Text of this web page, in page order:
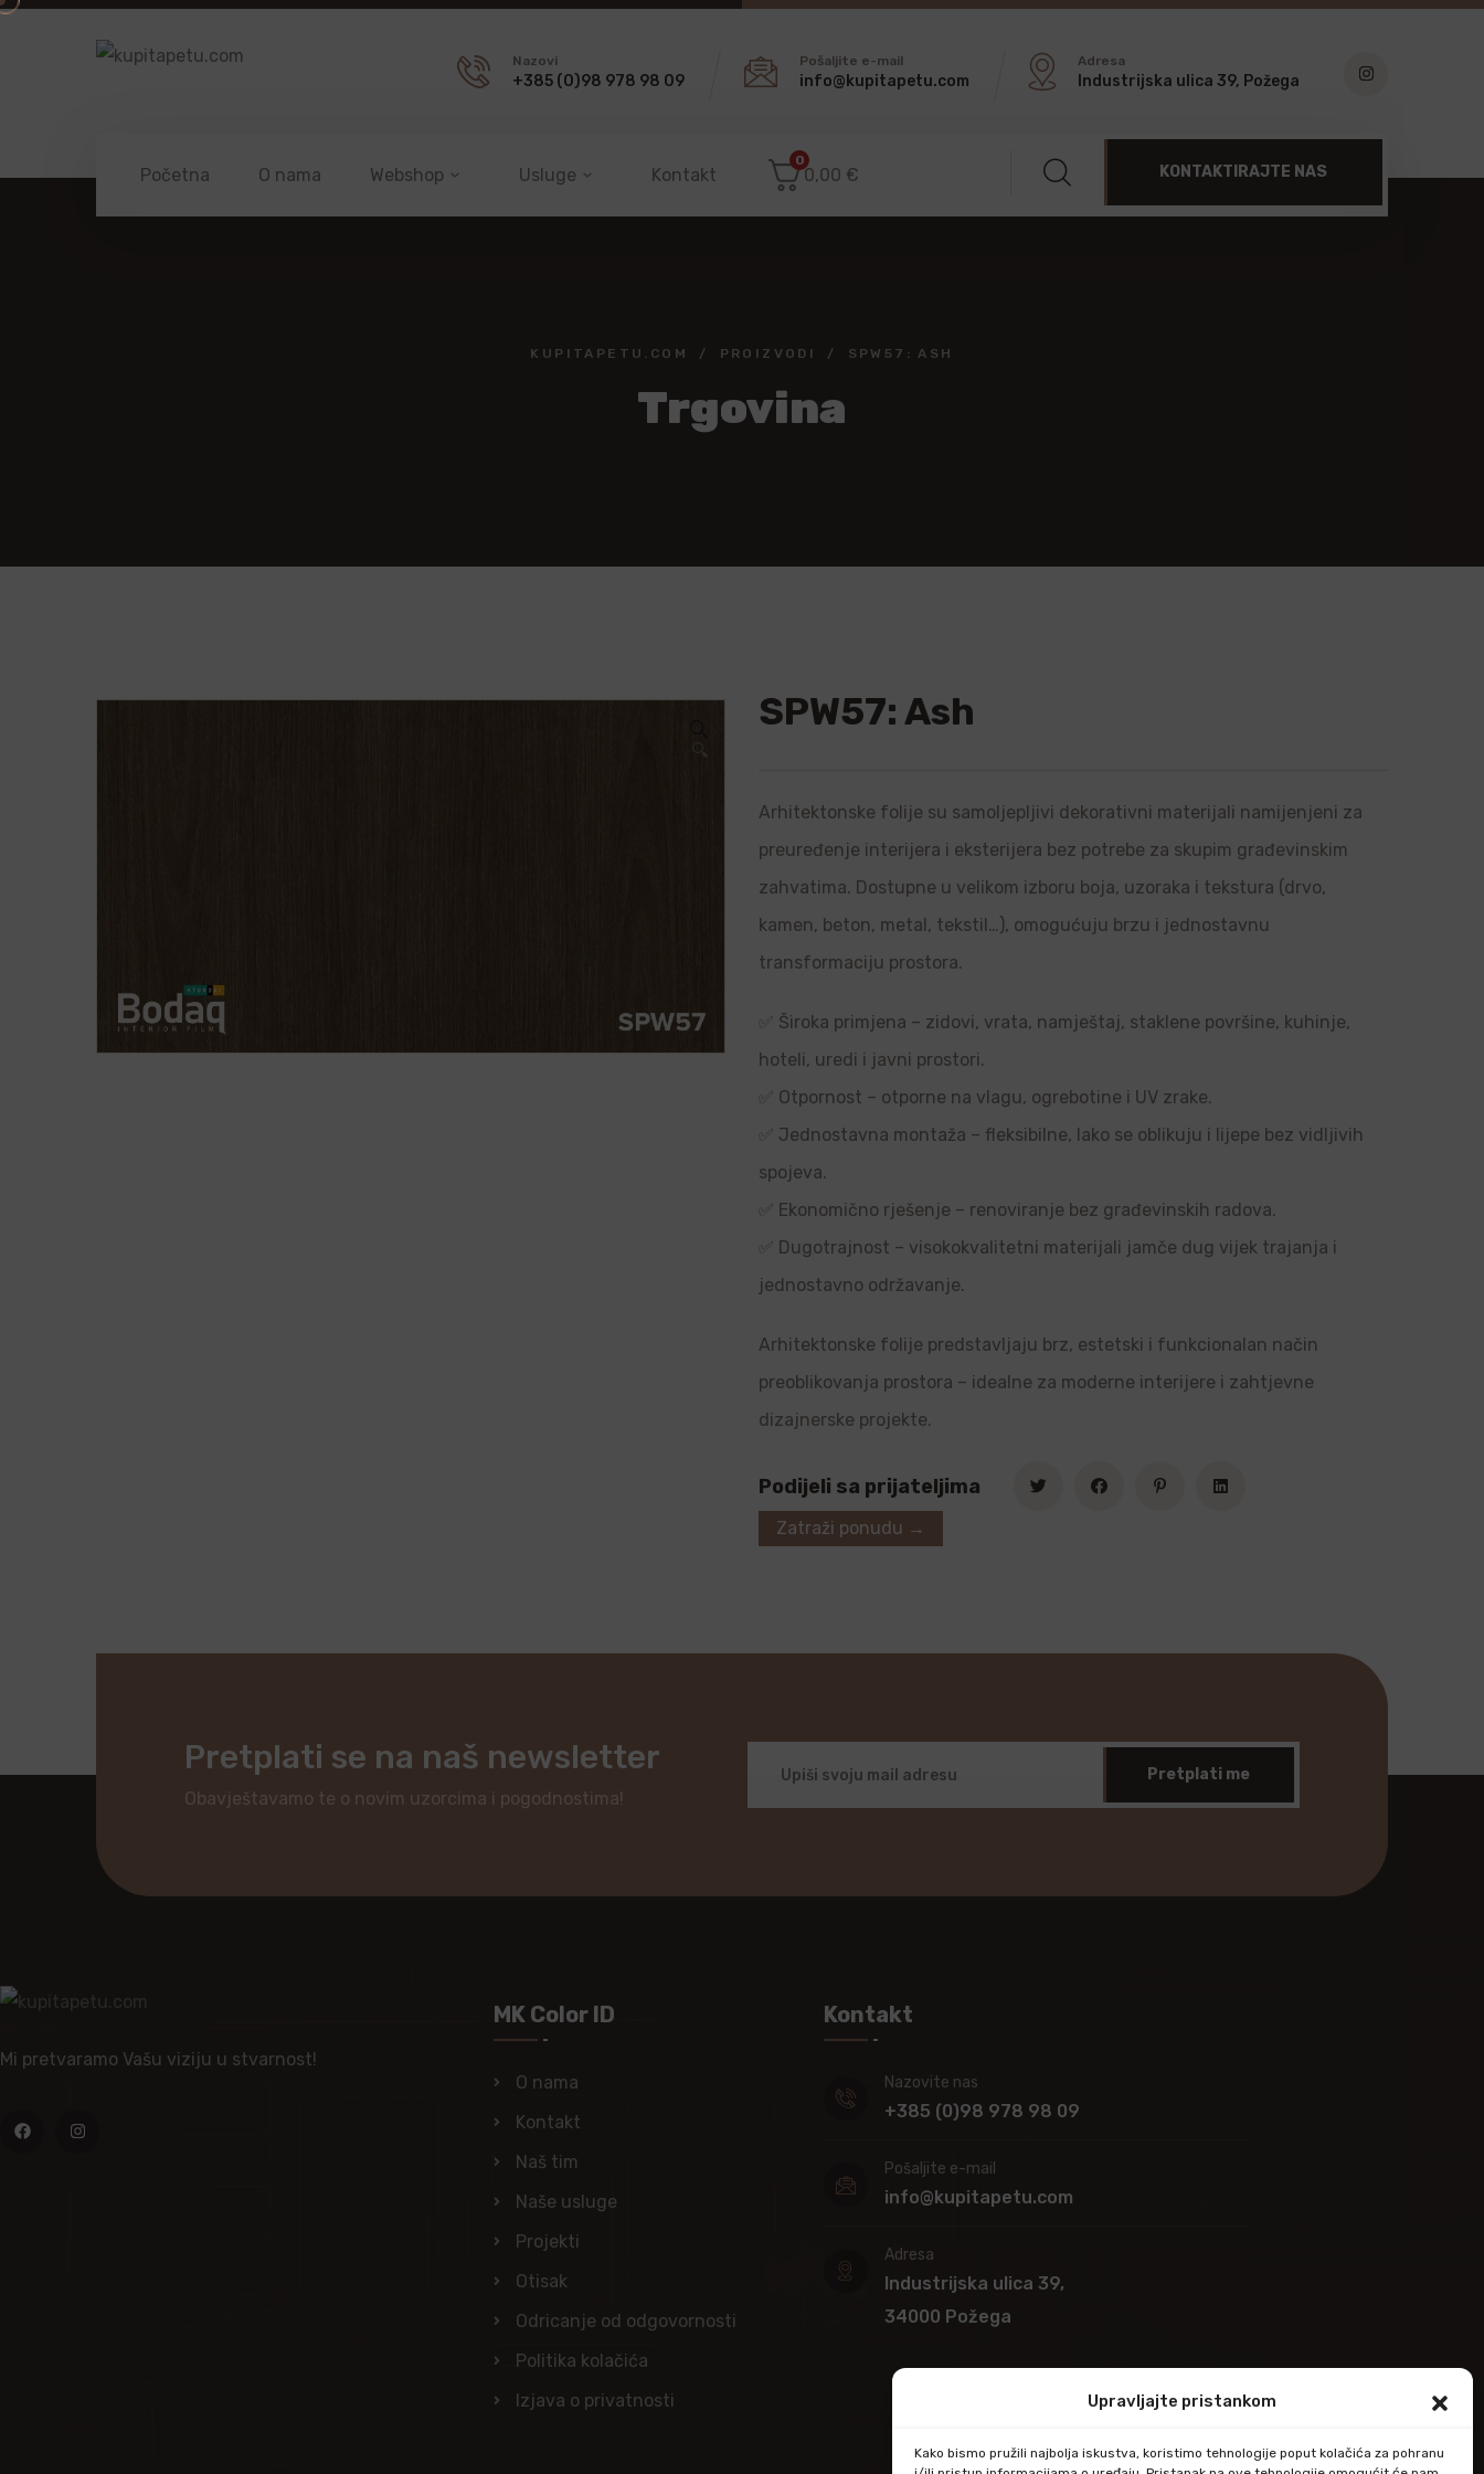
Upravljajte pristankom
Kako bismo pružili najbolja iskustva, koristimo tehnologije poput kolačića za pohranu
Nazovi
+385 (0)98 978 98 09
Pošaljite e-mail
info@kupitapetu.com
Adresa
Industrijska ulica 39, Požega
Početna O nama Webshop Usluge Kontakt
0
0,00 € KONTAKTIRAJTE NAS
KUPITAPETU.COM PROIZVODI SPW57: ASH
Trgovina
🔍
SPW57: Ash
Arhitektonske folije su samoljepljivi dekorativni materijali namijenjeni za
preuređenje interijera i eksterijera bez potrebe za skupim građevinskim
zahvatima. Dostupne u velikom izboru boja, uzoraka i tekstura (drvo,
kamen, beton, metal, tekstil…), omogućuju brzu i jednostavnu
transformaciju prostora.
✅ Široka primjena – zidovi, vrata, namještaj, staklene površine, kuhinje,
hoteli, uredi i javni prostori.
✅ Otpornost – otporne na vlagu, ogrebotine i UV zrake.
✅ Jednostavna montaža – fleksibilne, lako se oblikuju i lijepe bez vidljivih
spojeva.
✅ Ekonomično rješenje – renoviranje bez građevinskih radova.
✅ Dugotrajnost – visokokvalitetni materijali jamče dug vijek trajanja i
jednostavno održavanje.
Arhitektonske folije predstavljaju brz, estetski i funkcionalan način
preoblikovanja prostora – idealne za moderne interijere i zahtjevne
dizajnerske projekte.
Podijeli sa prijateljima
Zatraži ponudu →
Pretplati se na naš newsletter
Obavještavamo te o novim uzorcima i pogodnostima!
Pretplati me
Mi pretvaramo Vašu viziju u stvarnost!
MK Color ID
O nama
Kontakt
Naš tim
Naše usluge
Projekti
Otisak
Odricanje od odgovornosti
Politika kolačića
Izjava o privatnosti
Kontakt
Nazovite nas
+385 (0)98 978 98 09
Pošaljite e-mail
info@kupitapetu.com
Adresa
Industrijska ulica 39,
34000 Požega